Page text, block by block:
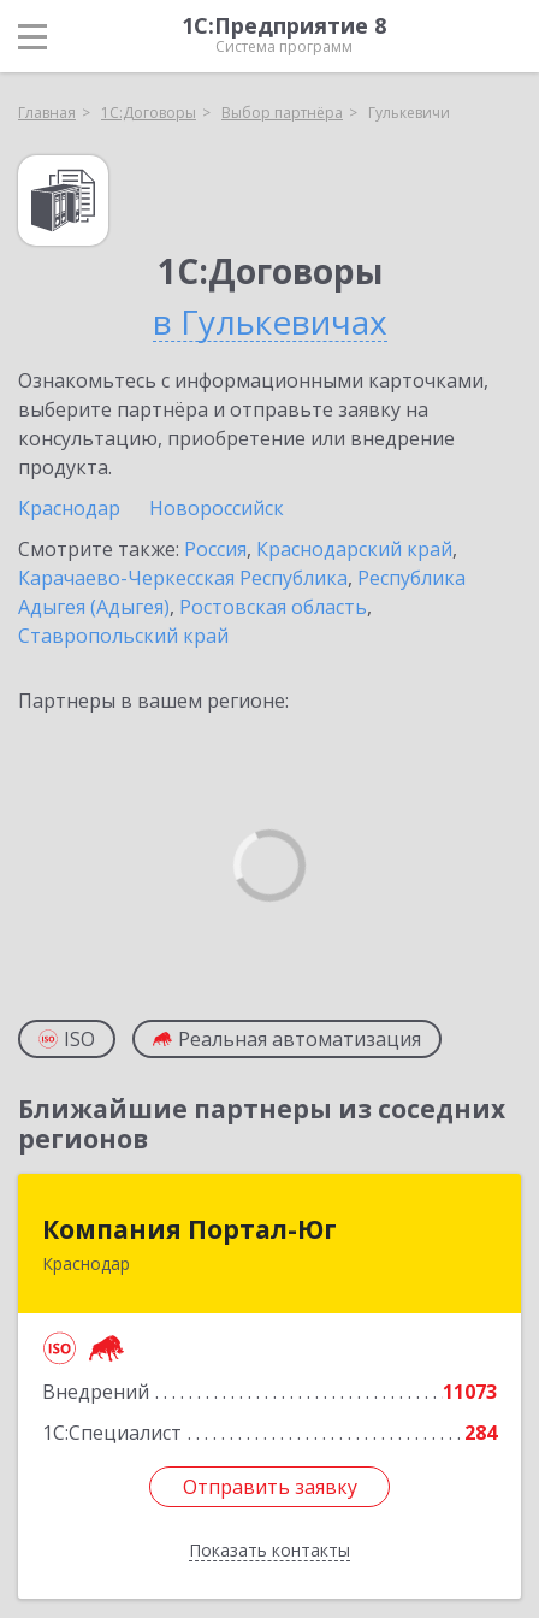
1С:Предприятие 8
Система программ
Главная 1С:Договоры Выбор партнёра Гулькевичи
1С:Договоры
в Гулькевичах
Ознакомьтесь с информационными карточками,
выберите партнёра и отправьте заявку на
консультацию, приобретение или внедрение
продукта.
Краснодар
Новороссийск
Смотрите также: Россия, Краснодарский край,
Карачаево-Черкесская Республика, Республика
Адыгея (Адыгея), Ростовская область,
Ставропольский край
Партнеры в вашем регионе:
ISO Реальная автоматизация
Ближайшие партнеры из соседних
регионов
Компания Портал-Юг
Краснодар
Внедрений
11073
1С:Специалист
284
Отправить заявку
Показать контакты
350020, Краснодарский край, Краснодар г,
Отправить заявку
Назад